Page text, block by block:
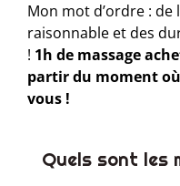
Mon mot d’ordre :
raisonnable et des
! 1h de massage
partir du moment
vous !
Quels sont les